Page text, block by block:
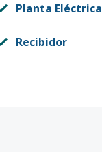
Planta Eléctrica
Recibidor